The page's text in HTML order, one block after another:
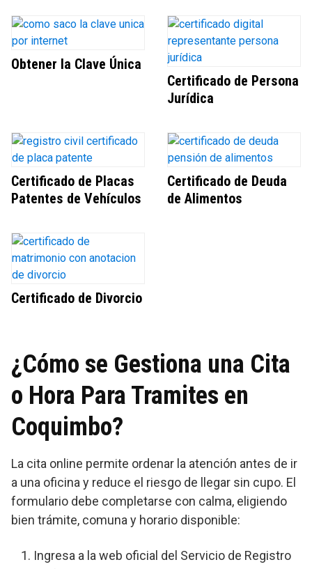
Obtener la Clave Única
Certificado de Persona
Jurídica
Certificado de Placas
Patentes de Vehículos
Certificado de Deuda
de Alimentos
Certificado de Divorcio
¿Cómo se Gestiona una Cita
o Hora Para Tramites en
Coquimbo?
La cita online permite ordenar la atención antes de ir
a una oficina y reduce el riesgo de llegar sin cupo. El
formulario debe completarse con calma, eligiendo
bien trámite, comuna y horario disponible:
Ingresa a la web oficial del Servicio de Registro